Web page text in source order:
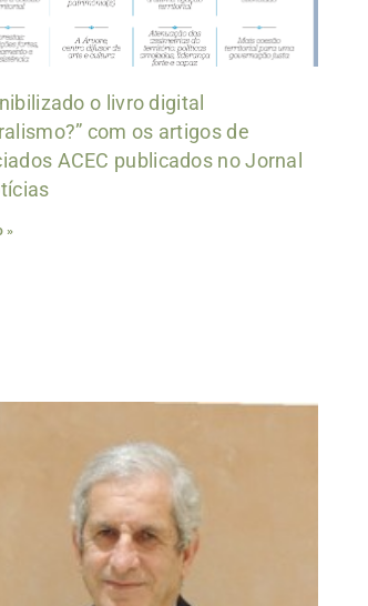
o livro digital
com os artigos de
ACEC publicados no Jornal
»